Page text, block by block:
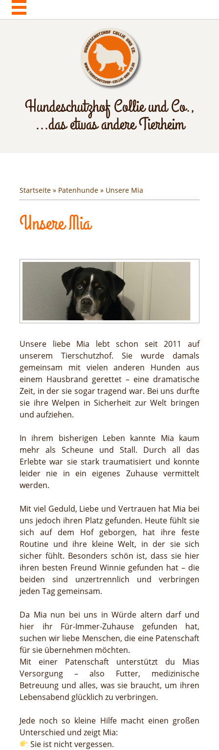
Hundeschutzhof Collie und Co.,
...das etwas andere Tierheim
Startseite » Patenhunde » Unsere Mia
Unsere Mia
Unsere liebe Mia lebt schon seit 2011 auf
unserem Tierschutzhof. Sie wurde damals
gemeinsam mit vielen anderen Hunden aus
einem Hausbrand gerettet – eine dramatische
Zeit, in der sie sogar tragend war. Bei uns durfte
sie ihre Welpen in Sicherheit zur Welt bringen
und aufziehen.
In ihrem bisherigen Leben kannte Mia kaum
mehr als Scheune und Stall. Durch all das
Erlebte war sie stark traumatisiert und konnte
leider nie in ein eigenes Zuhause vermittelt
werden.
Mit viel Geduld, Liebe und Vertrauen hat Mia bei
uns jedoch ihren Platz gefunden. Heute fühlt sie
sich auf dem Hof geborgen, hat ihre feste
Routine und ihre kleine Welt, in der sie sich
sicher fühlt. Besonders schön ist, dass sie hier
ihren besten Freund Winnie gefunden hat – die
beiden sind unzertrennlich und verbringen
jeden Tag gemeinsam.
Da Mia nun bei uns in Würde altern darf und
hier ihr Für-Immer-Zuhause gefunden hat,
suchen wir liebe Menschen, die eine Patenschaft
für sie übernehmen möchten.
Mit einer Patenschaft unterstützt du Mias
Versorgung – also Futter, medizinische
Betreuung und alles, was sie braucht, um ihren
Lebensabend glücklich zu verbringen.
Jede noch so kleine Hilfe macht einen großen
Unterschied und zeigt Mia:
Sie ist nicht vergessen.